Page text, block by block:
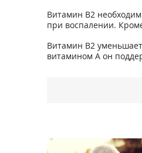
Витамин В2
при воспалении.
Витамин В2
витамином А он